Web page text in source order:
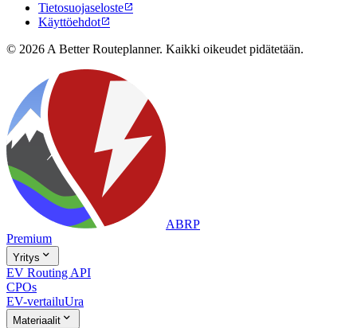
Tietosuojaseloste
Käyttöehdot
© 2026 A Better Routeplanner. Kaikki oikeudet pidätetään.
ABRP
Premium
Yritys 
EV Routing API
CPOs
EV-vertailuUra
Materiaalit 